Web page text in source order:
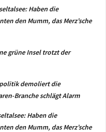
Haben die
den Mumm, das Merz’sche
grüne Insel trotzt der
demoliert die
Branche schlägt Alarm
Haben die
den Mumm, das Merz’sche